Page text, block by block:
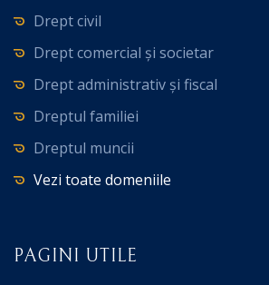
Drept civil
Drept comercial și societar
Drept administrativ și fiscal
Dreptul familiei
Dreptul muncii
Vezi toate domeniile
PAGINI UTILE